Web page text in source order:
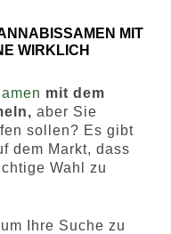
MIT
WIRKLICH
mit dem
aber Sie
sollen? Es gibt
dem Markt, dass
Wahl zu
Ihre Suche zu